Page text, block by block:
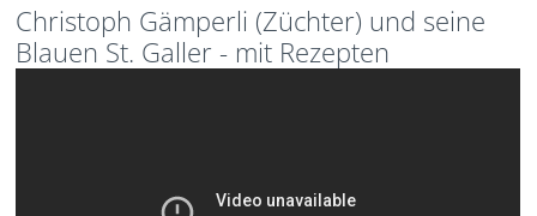
Christoph Gämperli (Züchter) und seine
Blauen St. Galler - mit Rezepten